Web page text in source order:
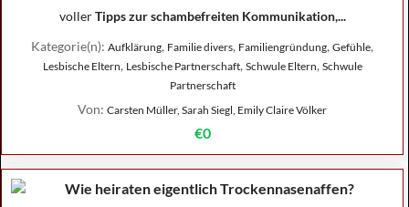
vollerTipps zur schambefreiten Kommunikation,...
Kategorie(n): Aufklärung, Familie divers, Familiengründung, Gefühle,
Lesbische Eltern, Lesbische Partnerschaft, Schwule Eltern, Schwule
Partnerschaft
Von: Carsten Müller, Sarah Siegl, Emily Claire Völker
€0